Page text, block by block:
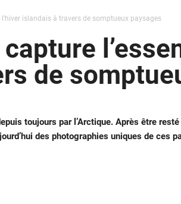
islandais à travers de somptueux paysages
de
toujours par l’Arctique. Après être
des photographies uniques de ces